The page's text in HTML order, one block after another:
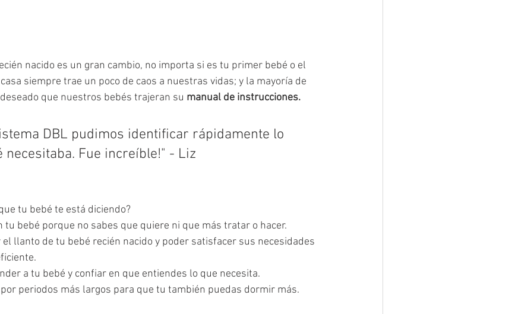
nacido es un gran cambio, no importa si es tu primer bebé o el
siempre trae un poco de caos a nuestras vidas; y la mayoría de
que nuestros bebés trajeran su manual de instrucciones.
DBL pudimos identificar rápidamente lo
necesitaba. Fue increíble!" - Liz
tu bebé te está diciendo?
tu bebé porque no sabes que quiere ni que más tratar o hacer.
llanto de tu bebé recién nacido y poder satisfacer sus necesidades
a tu bebé y confiar en que entiendes lo que necesita.
periodos más largos para que tu también puedas dormir más.